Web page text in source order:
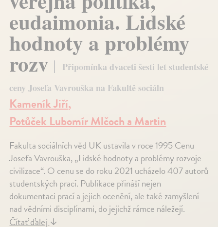
eudaimonia. Lidské
hodnoty a problémy
rozv
Připomínka dvaceti šesti let studentské
ceny Josefa Vavrouška na Fakultě sociáln
Kameník Jiří,
Potůček Lubomír Mlčoch a Martin
Fakulta sociálních věd UK ustavila v roce 1995 Cenu
Josefa Vavrouška, „Lidské hodnoty a problémy rozvoje
civilizace“. O cenu se do roku 2021 ucházelo 407 autorů
studentských prací. Publikace přináší nejen
dokumentaci prací a jejich ocenění, ale také zamyšlení
nad vědními disciplínami, do jejichž rámce náležejí.
Čítať ďalej↓